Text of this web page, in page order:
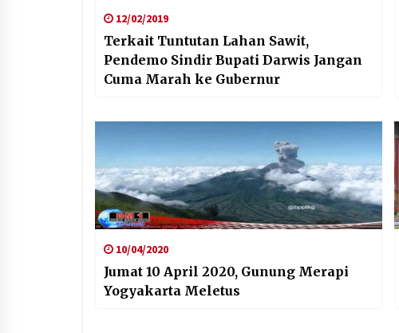
12/02/2019
Terkait Tuntutan Lahan Sawit,
Pendemo Sindir Bupati Darwis Jangan
Cuma Marah ke Gubernur
10/04/2020
Jumat 10 April 2020, Gunung Merapi
Yogyakarta Meletus